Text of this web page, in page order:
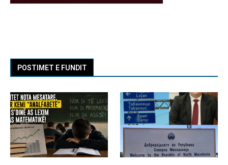
POSTIMET E FUNDIT